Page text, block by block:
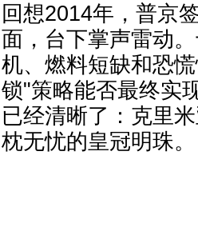
回想2014年，普京
面，台下掌声雷动
机、燃料短缺和恐
锁"策略能否最终实
已经清晰了：克里
枕无忧的皇冠明珠。